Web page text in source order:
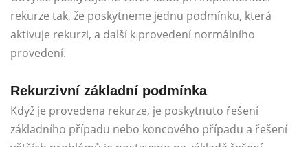
rekurze tak, že poskytneme jednu podmínku, která
aktivuje rekurzi, a další k provedení normálního
provedení.
Rekurzivní základní podmínka
Když je provedena rekurze, je poskytnuto řešení
základního případu nebo koncového případu a řešení